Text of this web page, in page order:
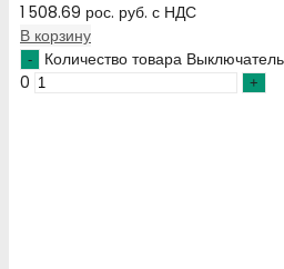
1 508.69 рос. руб. с НДС
В корзину
Количество товара
0